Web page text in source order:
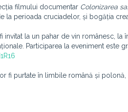
filmului documentar Colonizarea
la perioada cruciadelor, și bogăția
invitat la un pahar de vin românesc,
Participarea la eveniment este
fi purtate în limbile română și